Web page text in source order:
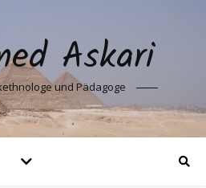
Askari
und Pädagoge